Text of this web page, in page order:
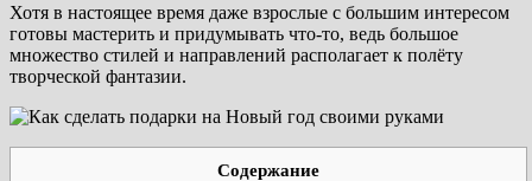
Хотя в настоящее время даже взрослые с большим интересом
готовы мастерить и придумывать что-то, ведь большое
множество стилей и направлений располагает к полёту
творческой фантазии.
Содержание